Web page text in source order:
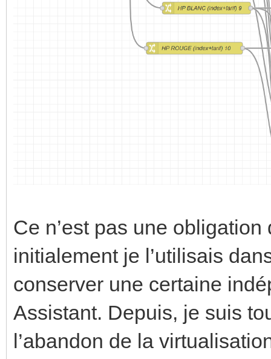
Ce n’est pas une
initialement je l’utilisais
conserver une certaine
Assistant. Depuis, je suis
l’abandon de la